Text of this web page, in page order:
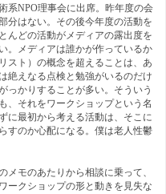
系NPO理事会に出席。昨年度の会
分はない。その後今年度の活動を
んどの活動がメディアの露出度を
。メディアは誰かが作っているか
スト）の概念を超えることは、あ
絶えなる点検と勉強がいるのだけ
っかりすることが多い。そういう
、それをワークショップという名
に最初から考える活動は、そこに
すのか心配になる。僕は老人性鬱
メモのあたりから相談に乗って、
ークショップの形と動きを見失な